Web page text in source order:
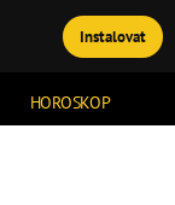
HOROSKOP
TÉMATA
Instalovat